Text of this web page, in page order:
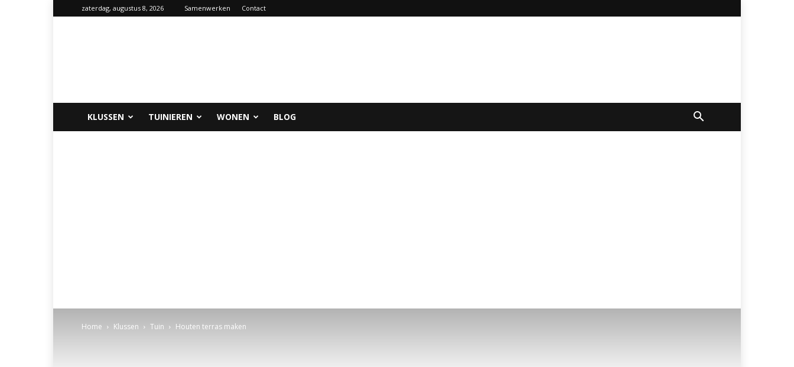
zaterdag, augustus 8, 2026 Samenwerken Contact
KLUSSEN TUINIEREN WONEN BLOG
Home Klussen Tuin Houten terras maken